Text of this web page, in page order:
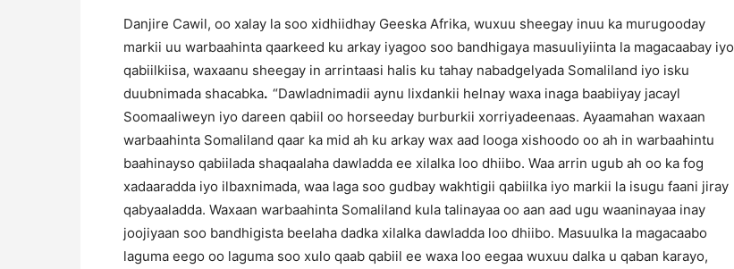
Danjire Cawil, oo xalay la soo xidhiidhay Geeska Afrika, wuxuu sheegay inuu ka murugooday
markii uu warbaahinta qaarkeed ku arkay iyagoo soo bandhigaya masuuliyiinta la magacaabay iyo
qabiilkiisa, waxaanu sheegay in arrintaasi halis ku tahay nabadgelyada Somaliland iyo isku
duubnimada shacabka. “Dawladnimadii aynu lixdankii helnay waxa inaga baabiiyay jacayl
Soomaaliweyn iyo dareen qabiil oo horseeday burburkii xorriyadeenaas. Ayaamahan waxaan
warbaahinta Somaliland qaar ka mid ah ku arkay wax aad looga xishoodo oo ah in warbaahintu
baahinayso qabiilada shaqaalaha dawladda ee xilalka loo dhiibo. Waa arrin ugub ah oo ka fog
xadaaradda iyo ilbaxnimada, waa laga soo gudbay wakhtigii qabiilka iyo markii la isugu faani jiray
qabyaaladda. Waxaan warbaahinta Somaliland kula talinayaa oo aan aad ugu waaninayaa inay
joojiyaan soo bandhigista beelaha dadka xilalka dawladda loo dhiibo. Masuulka la magacaabo
laguma eego oo laguma soo xulo qaab qabiil ee waxa loo eegaa wuxuu dalka u qaban karayo,